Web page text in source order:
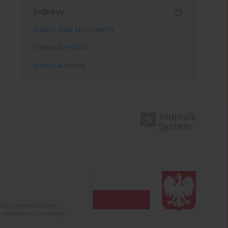
Indeksy
Indeks słów kluczowych
Indeks dziedzin
Indeks autorów